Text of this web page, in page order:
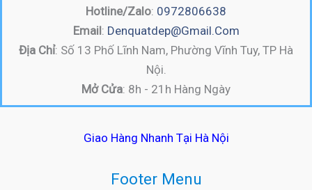
Hotline/Zalo: 0972806638
Email: Denquatdep@gmail.com
Địa Chỉ: Số 13 Phố Lĩnh Nam, Phường Vĩnh Tuy, TP Hà
Nội.
Mở Cửa: 8h - 21h Hàng Ngày
Giao Hàng Nhanh Tại Hà Nội
Footer Menu